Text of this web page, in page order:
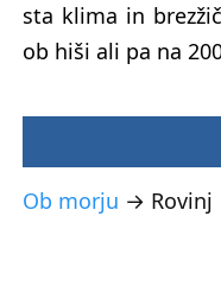
sta klima in
ob hiši ali pa na
Ob morju → Rovinj